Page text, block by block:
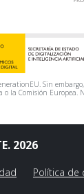
Sin
o la Comisión Europea.
2026
Política de